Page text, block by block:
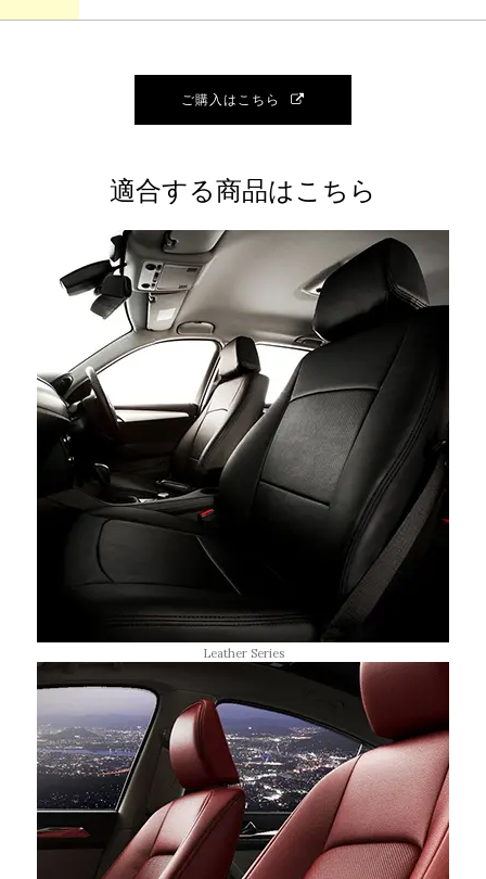
ご購入はこちら
適合する商品はこちら
Leather Series